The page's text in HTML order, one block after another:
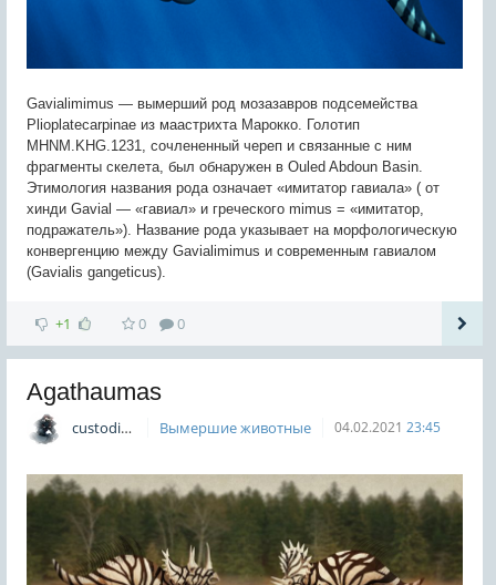
Gavialimimus — вымерший род мозазавров подсемейства
Plioplatecarpinae из маастрихта Марокко. Голотип
MHNM.KHG.1231, сочлененный череп и связанные с ним
фрагменты скелета, был обнаружен в Ouled Abdoun Basin.
Этимология названия рода означает «имитатор гавиала» ( от
хинди Gavial — «гавиал» и греческого mimus = «имитатор,
подражатель»). Название рода указывает на морфологическую
конвергенцию между Gavialimimus и современным гавиалом
(Gavialis gangeticus).
+1 0 0
Agathaumas
custodian Вымершие животные 04.02.2021 23:45